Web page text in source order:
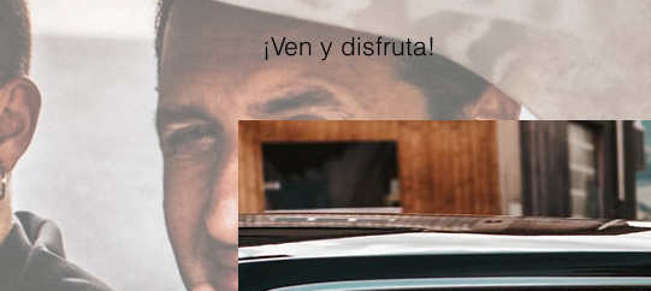
¡Ven y disfruta!